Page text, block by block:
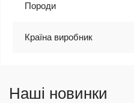
Породи
Країна виробник
Наші новинки